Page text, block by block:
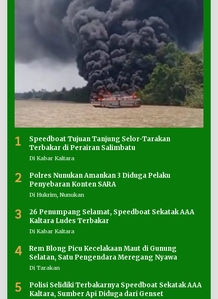
1
Speedboat Tujuan Tanjung Selor-Tarakan
Terbakar di Perairan Salimbatu
Di Kabar Kaltara
2
Polres Nunukan Amankan 3 Diduga Pelaku
Penyebaran Konten SARA
Di Hukrim, Nunukan
3
26 Penumpang Selamat, Speedboat Sekatak AAA
Kaltara Ludes Terbakar
Di Kabar Kaltara
4
Rem Blong Picu Kecelakaan Maut di Gunung
Selatan, Satu Pengendara Meregang Nyawa
Di Tarakan
5
Polisi Selidiki Terbakarnya Speedboat Sekatak AAA
Kaltara, Sumber Api Diduga dari Genset